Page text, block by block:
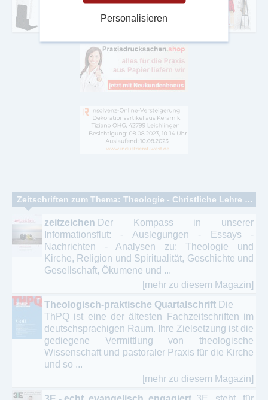
Zeitschriften zum Thema: Theologie - Christliche Lehre - Kirche
zeitzeichen Der Kompass in unserer
Informationsflut: - Auslegungen - Essays -
Nachrichten - Analysen zu: Theologie und
Kirche, Religion und Spiritualität, Geschichte und
Gesellschaft, Ökumene und ...
[mehr zu diesem Magazin]
Theologisch-praktische Quartalschrift Die
ThPQ ist eine der ältesten Fachzeitschriften im
deutschsprachigen Raum. Ihre Zielsetzung ist die
gediegene Vermittlung von theologische
Wissenschaft und pastoraler Praxis für die Kirche
und so ...
[mehr zu diesem Magazin]
Personalisieren